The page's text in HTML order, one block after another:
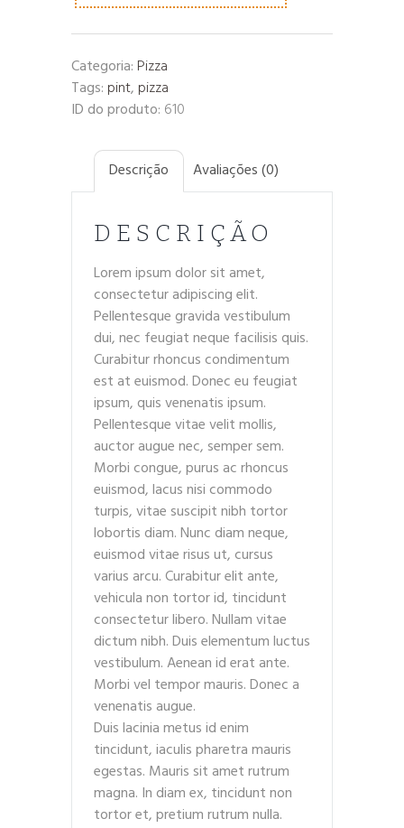
Categoria: Pizza
Tags: pint, pizza
ID do produto: 610
Descrição Avaliações (0)
DESCRIÇÃO
Lorem ipsum dolor sit amet,
consectetur adipiscing elit.
Pellentesque gravida vestibulum
dui, nec feugiat neque facilisis quis.
Curabitur rhoncus condimentum
est at euismod. Donec eu feugiat
ipsum, quis venenatis ipsum.
Pellentesque vitae velit mollis,
auctor augue nec, semper sem.
Morbi congue, purus ac rhoncus
euismod, lacus nisi commodo
turpis, vitae suscipit nibh tortor
lobortis diam. Nunc diam neque,
euismod vitae risus ut, cursus
varius arcu. Curabitur elit ante,
vehicula non tortor id, tincidunt
consectetur libero. Nullam vitae
dictum nibh. Duis elementum luctus
vestibulum. Aenean id erat ante.
Morbi vel tempor mauris. Donec a
venenatis augue.
Duis lacinia metus id enim
tincidunt, iaculis pharetra mauris
egestas. Mauris sit amet rutrum
magna. In diam ex, tincidunt non
tortor et, pretium rutrum nulla.